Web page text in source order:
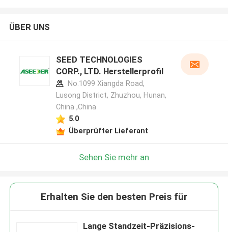
ÜBER UNS
SEED TECHNOLOGIES
CORP., LTD. Herstellerprofil
No.1099 Xiangda Road,
Lusong District, Zhuzhou, Hunan,
China ,China
5.0
Überprüfter Lieferant
Sehen Sie mehr an
Erhalten Sie den besten Preis für
Lange Standzeit-Präzisions-